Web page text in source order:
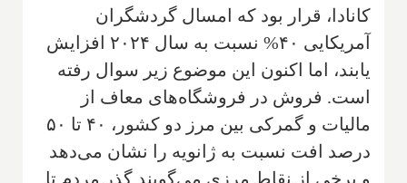
کانادا، قرار بود که امسال گردشگران
آمریکایی ۴۰% نسبت به سال ۲۰۲۴ افزایش
یابند، اما اکنون این موضوع زیر سوال رفته
است. فروش در فروشگاه‌های معاف از
مالیات و گمرکی بین مرز دو کشور، ۴۰ تا ۵۰
درصد افت نسبت به ژانویه را نشان می‌دهد
و برخی از نقاط مرزی می‌گویند گذر مردم تا